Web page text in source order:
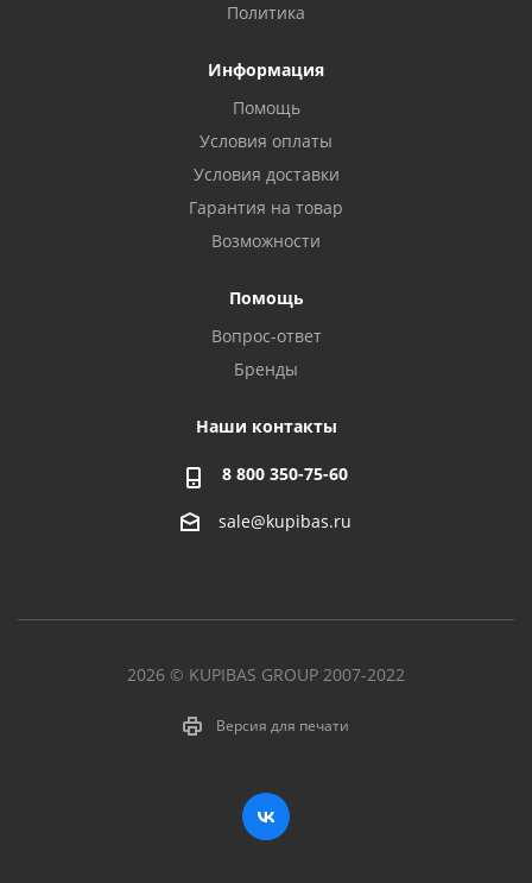
Политика
Информация
Помощь
Условия оплаты
Условия доставки
Гарантия на товар
Возможности
Помощь
Вопрос-ответ
Бренды
Наши контакты
8 800 350-75-60
sale@kupibas.ru
2026 © KUPIBAS GROUP 2007-2022
Версия для печати